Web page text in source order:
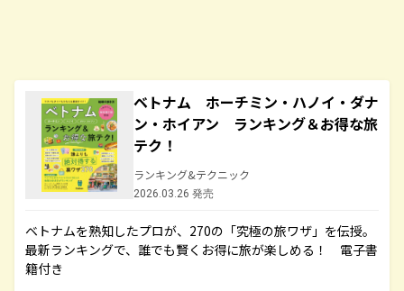
ベトナム ホーチミン・ハノイ・ダナ
ン・ホイアン ランキング＆お得な旅
テク！
ランキング&テクニック
2026.03.26 発売
ベトナムを熟知したプロが、270の「究極の旅ワザ」を伝授。
最新ランキングで、誰でも賢くお得に旅が楽しめる！ 電子書
籍付き